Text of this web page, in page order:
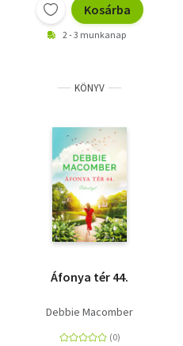
Kosárba
2 - 3 munkanap
KÖNYV
Áfonya tér 44.
Debbie Macomber